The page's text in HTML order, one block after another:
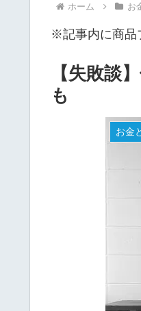
ホーム お
※記事内に商品
【失敗談
も
お金